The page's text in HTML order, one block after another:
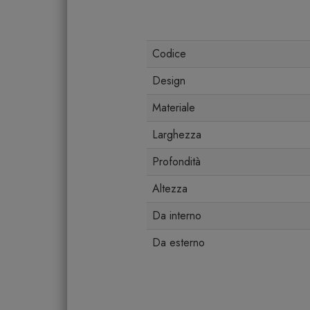
Codice
Design
Materiale
Larghezza
Profondità
Altezza
Da interno
Da esterno